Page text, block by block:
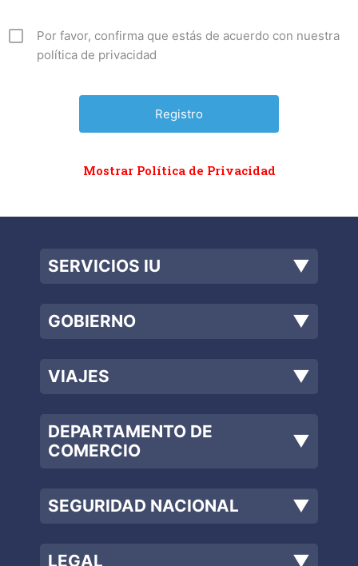
Por favor, confirma que estás de acuerdo con nuestra
política de privacidad
Mostrar Política de Privacidad
SERVICIOS IU ▼
GOBIERNO ▼
VIAJES ▼
DEPARTAMENTO DE
COMERCIO
▼
SEGURIDAD NACIONAL ▼
LEGAL ▼